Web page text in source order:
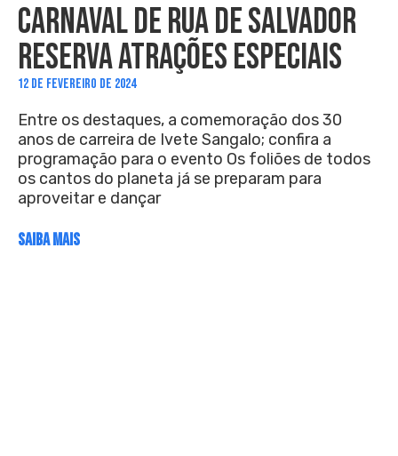
CARNAVAL DE RUA DE SALVADOR
RESERVA ATRAÇÕES ESPECIAIS
12 DE FEVEREIRO DE 2024
Entre os destaques, a comemoração dos 30
anos de carreira de Ivete Sangalo; confira a
programação para o evento Os foliões de todos
os cantos do planeta já se preparam para
aproveitar e dançar
SAIBA MAIS